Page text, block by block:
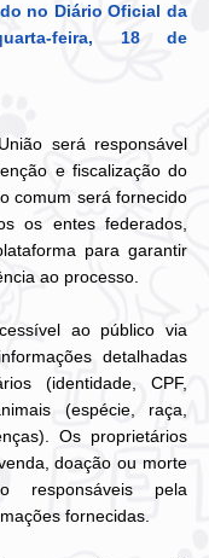
no Diário Oficial da
feira, 18 de
será responsável
e fiscalização do
comum será fornecido
os entes federados,
para garantir
ao processo.
ao público via
detalhadas
(identidade, CPF,
(espécie, raça,
Os proprietários
doação ou morte
responsáveis pela
fornecidas.